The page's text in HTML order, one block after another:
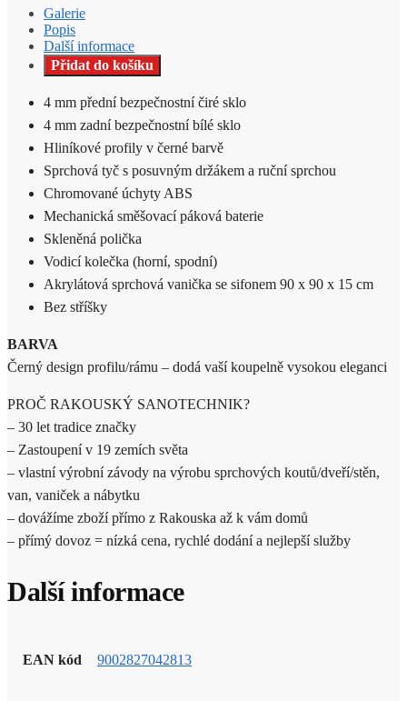
Galerie
Popis
Další informace
Přidat do košíku
4 mm přední bezpečnostní čiré sklo
4 mm zadní bezpečnostní bílé sklo
Hliníkové profily v černé barvě
Sprchová tyč s posuvným držákem a ruční sprchou
Chromované úchyty ABS
Mechanická směšovací páková baterie
Skleněná polička
Vodicí kolečka (horní, spodní)
Akrylátová sprchová vanička se sifonem 90 x 90 x 15 cm
Bez stříšky
BARVA
Černý design profilu/rámu – dodá vaší koupelně vysokou eleganci
PROČ RAKOUSKÝ SANOTECHNIK?
– 30 let tradice značky
– Zastoupení v 19 zemích světa
– vlastní výrobní závody na výrobu sprchových koutů/dveří/stěn,
van, vaniček a nábytku
– dovážíme zboží přímo z Rakouska až k vám domů
– přímý dovoz = nízká cena, rychlé dodání a nejlepší služby
Další informace
EAN kód 9002827042813